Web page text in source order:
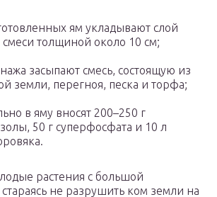
ям укладывают слой
толщиной около 10 см;
засыпают смесь, состоящую из
земли, перегноя, песка и торфа;
в яму вносят 200–250 г
50 г суперфосфата и 10 л
растения с большой
не разрушить ком земли на